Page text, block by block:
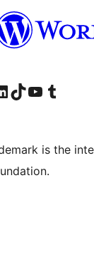
खाते पर जाएँहमारे टिकटॉक खाते पर जाएँहमारे यूट्यूब चैनल पर जाएंहमारे Tumblr खाते पर जाएँ
is the